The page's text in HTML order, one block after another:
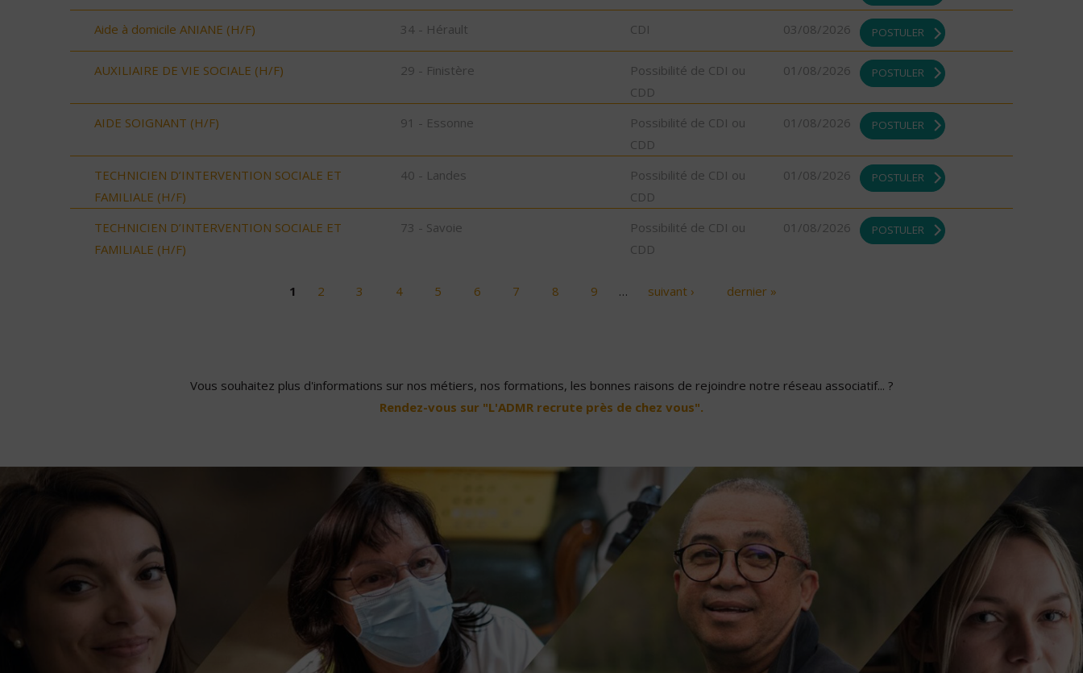
Aide à domicile ANIANE (H/F) 34 - Hérault CDI 03/08/2026 POSTULER
AUXILIAIRE DE VIE SOCIALE (H/F) 29 - Finistère
Possibilité de CDI ou
CDD
01/08/2026 POSTULER
AIDE SOIGNANT (H/F) 91 - Essonne
Possibilité de CDI ou
CDD
01/08/2026 POSTULER
TECHNICIEN D’INTERVENTION SOCIALE ET
FAMILIALE (H/F)
40 - Landes
Possibilité de CDI ou
CDD
01/08/2026 POSTULER
TECHNICIEN D’INTERVENTION SOCIALE ET
FAMILIALE (H/F)
73 - Savoie
Possibilité de CDI ou
CDD
01/08/2026 POSTULER
1 2 3 4 5 6 7 8 9 … suivant › dernier »
Vous souhaitez plus d'informations sur nos métiers, nos formations, les bonnes raisons de rejoindre notre réseau associatif... ?
Rendez-vous sur "L'ADMR recrute près de chez vous".